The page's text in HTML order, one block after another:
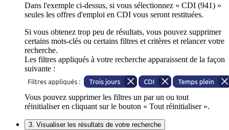
Dans l'exemple ci-dessus, si vous sélectionnez « CDI (941) »
seules les offres d'emploi en CDI vous seront restituées.
Si vous obtenez trop peu de résultats, vous pouvez supprimer
certains mots-clés ou certains filtres et critères et relancer votre
recherche.
Les filtres appliqués à votre recherche apparaissent de la façon
suivante :
Vous pouvez supprimer les filtres un par un ou tout
réinitialiser en cliquant sur le bouton « Tout réinitialiser ».
3. Visualiser les résultats de votre recherche